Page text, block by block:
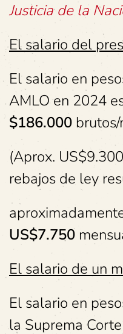
Justicia de la
El salario del
El salario en
AMLO en 2024
$186.000
(Aprox.
rebajos de ley
US$7.750
El salario de un
El salario en
la Suprema